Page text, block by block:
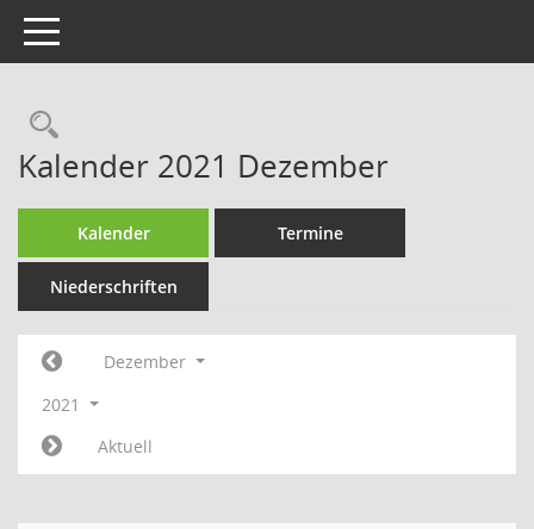
Toggle navigation
Rechercheauswahl
Kalender 2021 Dezember
Kalender Termine
Niederschriften
Dezember
2021
Aktuell